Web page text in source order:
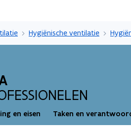
Hygiënische ventilatie
en eisen Taken en